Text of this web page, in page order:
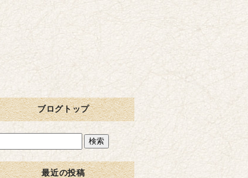
ブログトップ
最近の投稿